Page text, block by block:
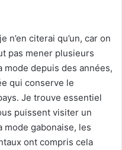
n’en citerai qu’un, car on
pas mener plusieurs
mode depuis des années,
qui conserve le
Je trouve essentiel
puissent visiter un
mode gabonaise, les
ont compris cela